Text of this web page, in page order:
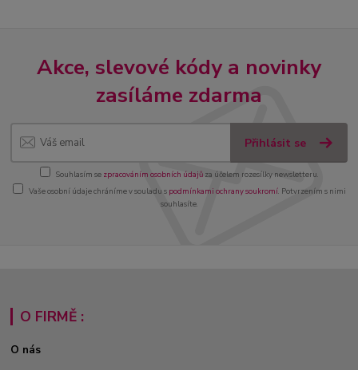
Akce, slevové kódy a novinky
zasíláme zdarma
Přihlásit se
Souhlasím se zpracováním osobních údajůza účelem rozesílky newsletteru.
Vaše osobní údaje chráníme v souladu s podmínkami ochrany soukromí. Potvrzením s nimi
souhlasíte.
O FIRMĚ :
O nás